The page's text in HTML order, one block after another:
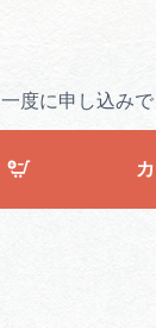
一度に申し込み